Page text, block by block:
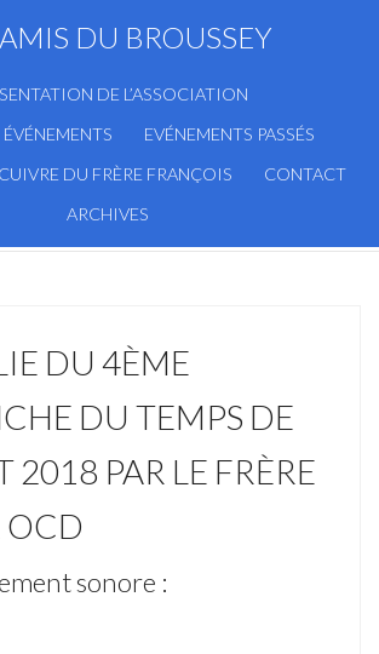
DU BROUSSEY
DE L’ASSOCIATION
EVÉNEMENTS PASSÉS
DU FRÈRE FRANÇOIS
CONTACT
ARCHIVES
DU 4ÈME
DU TEMPS DE
2018 PAR LE FRÈRE
OCD
sonore :